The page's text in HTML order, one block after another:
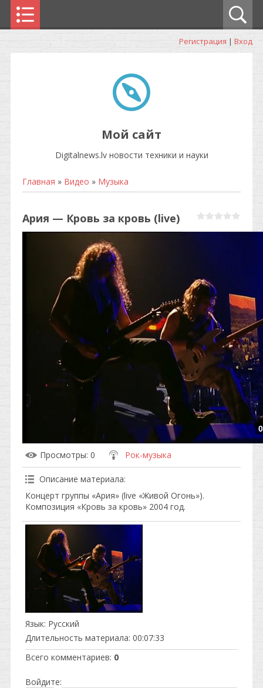
Регистрация | Вход
Мой сайт
Digitalnews.lv новости техники и науки
Главная » Видео » Музыка
Ария — Кровь за кровь (live)
Просмотры: 0 Рок-музыка
Описание материала:
Концерт группы «Ария» (live «Живой Огонь»).
Композиция «Кровь за кровь» 2004 год.
Язык: Русский
Длительность материала: 00:07:33
Всего комментариев: 0
Войдите: